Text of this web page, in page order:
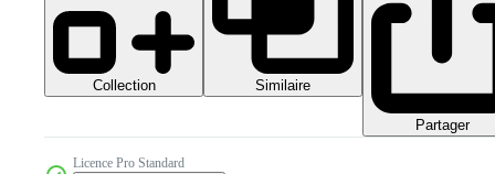
Collection Similaire
Partager
Licence Pro Standard